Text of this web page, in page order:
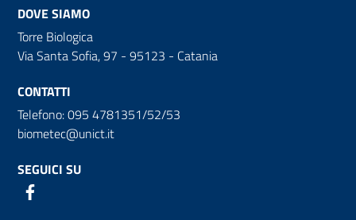
DOVE SIAMO
Torre Biologica
Via Santa Sofia, 97 - 95123 - Catania
CONTATTI
Telefono: 095 4781351/52/53
biometec@unict.it
SEGUICI SU